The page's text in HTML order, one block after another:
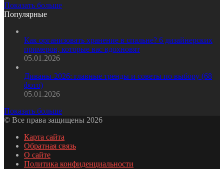
Показать больше
Популярные
Как организовать хранение в спальне? 6 дизайнерских
примеров, которые вас вдохновят
05.01.2026
Диваны-2026: главные тренды и советы по выбору (68
фото)
05.01.2026
Показать больше
© Все права защищены 2026
Карта сайта
Обратная связь
О сайте
Политика конфиденциальности